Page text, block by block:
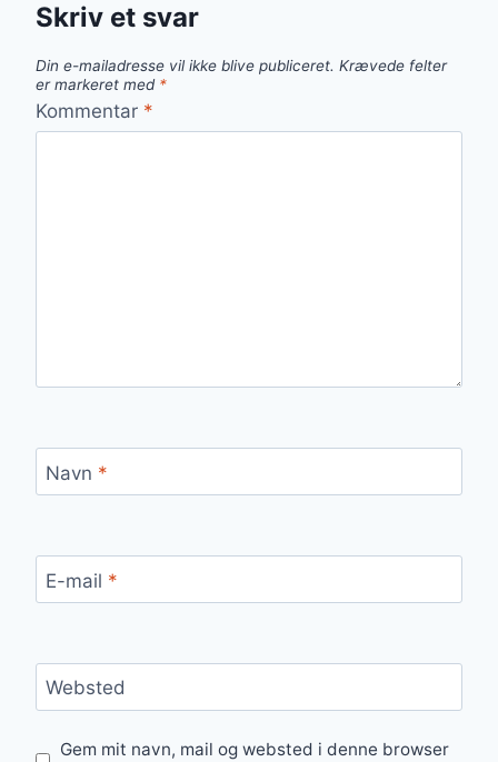
Skriv et svar
Din e-mailadresse vil ikke blive publiceret. Krævede felter
er markeret med *
Kommentar *
Navn *
E-mail *
Websted
Gem mit navn, mail og websted i denne browser